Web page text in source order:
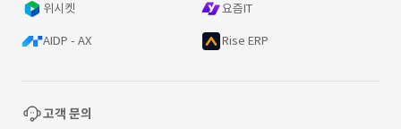
위시켓 요즘IT
AIDP - AX Rise ERP
고객 문의